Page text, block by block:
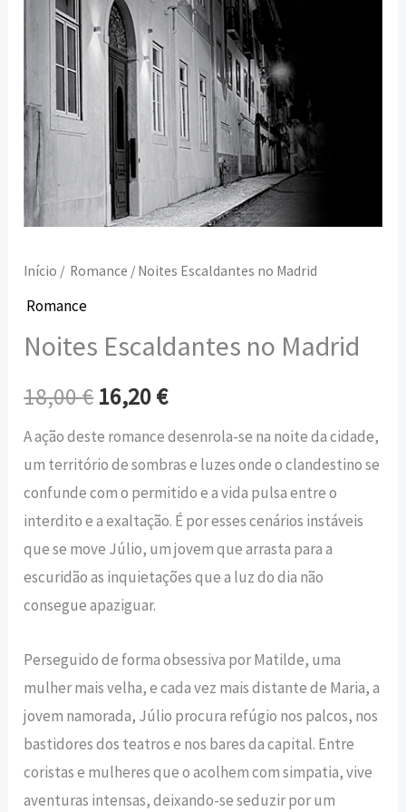
Início / Romance / Noites Escaldantes no Madrid
Romance
Noites Escaldantes no Madrid
18,00€ 16,20€
A ação deste romance desenrola-se na noite da cidade,
um território de sombras e luzes onde o clandestino se
confunde com o permitido e a vida pulsa entre o
interdito e a exaltação. É por esses cenários instáveis
que se move Júlio, um jovem que arrasta para a
escuridão as inquietações que a luz do dia não
consegue apaziguar.
Perseguido de forma obsessiva por Matilde, uma
mulher mais velha, e cada vez mais distante de Maria, a
jovem namorada, Júlio procura refúgio nos palcos, nos
bastidores dos teatros e nos bares da capital. Entre
coristas e mulheres que o acolhem com simpatia, vive
aventuras intensas, deixando-se seduzir por um